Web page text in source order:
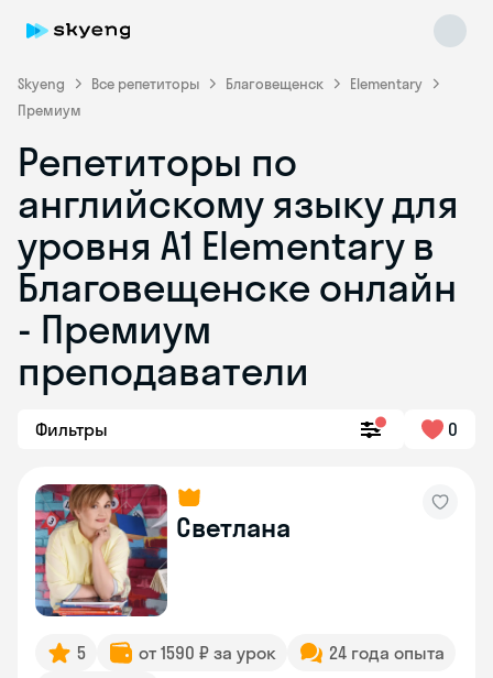
Skyeng Все репетиторы Благовещенск
Elementary
Премиум
Репетиторы по
английскому языку для
уровня A1 Elementary в
Благовещенске онлайн
- Премиум
преподаватели
Фильтры 0
Светлана
5 от 1590 ₽ за урок
24 года опыта
Skyeng Chat